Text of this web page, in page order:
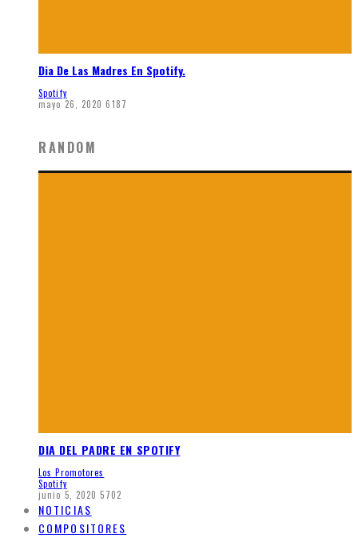
Dia De Las Madres En Spotify.
Spotify
mayo 26, 2020 6187
RANDOM
DIA DEL PADRE EN SPOTIFY
Los Promotores
Spotify
junio 5, 2020 5702
NOTICIAS
COMPOSITORES